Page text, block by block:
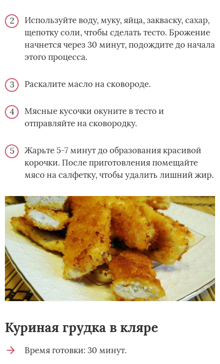
Используйте воду, муку, яйца, закваску, сахар,
щепотку соли, чтобы сделать тесто. Брожение
начнется через 30 минут, подождите до начала
этого процесса.
Раскалите масло на сковороде.
Мясные кусочки окуните в тесто и
отправляйте на сковородку.
Жарьте 5-7 минут до образования красивой
корочки. После приготовления помещайте
мясо на салфетку, чтобы удалить лишний жир.
Куриная грудка в кляре
Время готовки: 30 минут.